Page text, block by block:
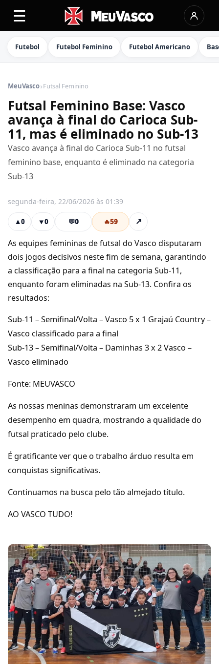
☰
Futebol Futebol Feminino Futebol Americano
MeuVasco›Futsal Feminino
Futsal Feminino Base: Vasco
avança à final do Carioca Sub-
11, mas é eliminado no Sub-13
Vasco avança à final do Carioca Sub-11 no futsal
feminino base, enquanto é eliminado na categoria
Sub-13
segunda-feira, 22/06/2026 às 01:39
▲0 ▼0 💬0 🔥59 ↗
As equipes femininas de futsal do Vasco disputaram
dois jogos decisivos neste fim de semana, garantindo
a classificação para a final na categoria Sub-11,
enquanto foram eliminadas na Sub-13. Confira os
resultados:
Sub-11 – Semifinal/Volta – Vasco 5 x 1 Grajaú Country –
Vasco classificado para a final
Sub-13 – Semifinal/Volta – Daminhas 3 x 2 Vasco –
Vasco eliminado
Fonte: MEUVASCO
As nossas meninas demonstraram um excelente
desempenho em quadra, mostrando a qualidade do
futsal praticado pelo clube.
É gratificante ver que o trabalho árduo resulta em
conquistas significativas.
Continuamos na busca pelo tão almejado título.
AO VASCO TUDO!